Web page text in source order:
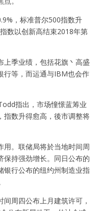
，标准普尔500指数升
数以创新高结束2018年第
上季业绩，包括花旗丶高盛
行等，而运通与IBM也会作
指出，市场憧憬蓝筹业
指数升得愈高，後市调整将
用。联储局将於当地时间周
保持强劲增长。同日公布的
银行公布的纽约州制造业指
周四公布上月建筑许可，